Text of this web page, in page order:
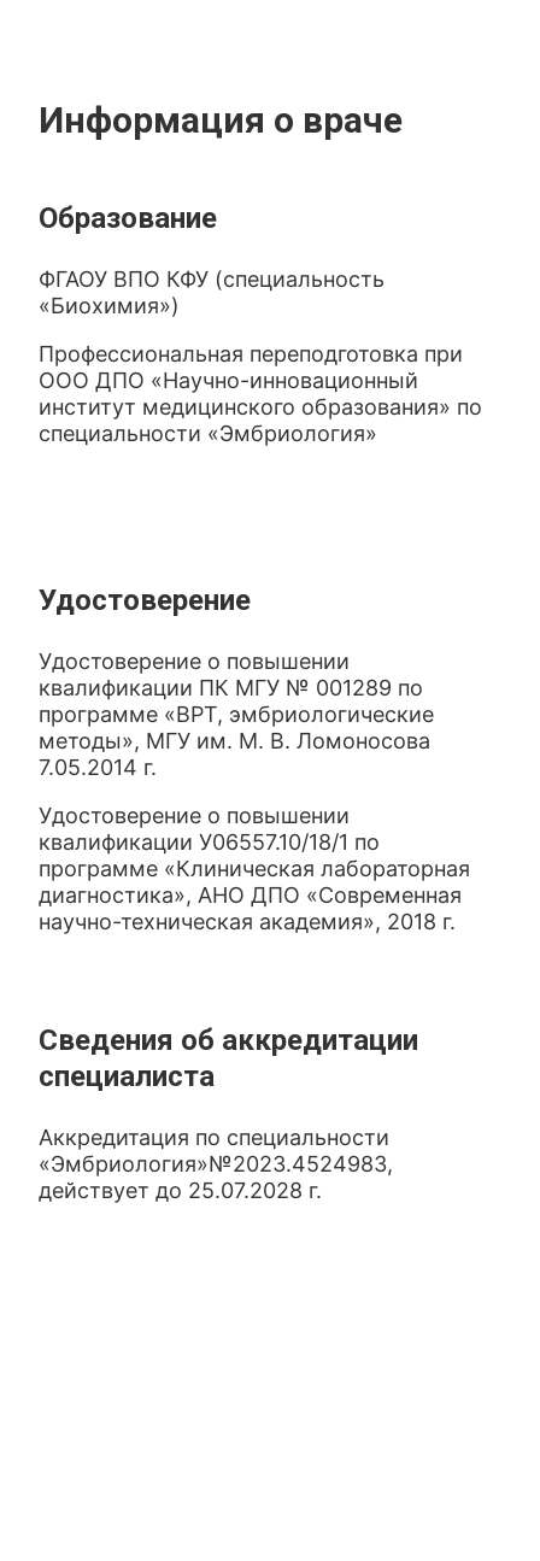
Информация о враче
Образование
ФГАОУ ВПО КФУ (специальность
«Биохимия»)
Профессиональная переподготовка при
ООО ДПО «Научно-инновационный
институт медицинского образования» по
специальности «Эмбриология»
Удостоверение
Удостоверение о повышении
квалификации ПК МГУ № 001289 по
программе «ВРТ, эмбриологические
методы», МГУ им. М. В. Ломоносова
7.05.2014 г.
Удостоверение о повышении
квалификации У06557.10/18/1 по
программе «Клиническая лабораторная
диагностика», АНО ДПО «Современная
научно-техническая академия», 2018 г.
Сведения об аккредитации
специалиста
Аккредитация по специальности
«Эмбриология»№2023.4524983,
действует до 25.07.2028 г.